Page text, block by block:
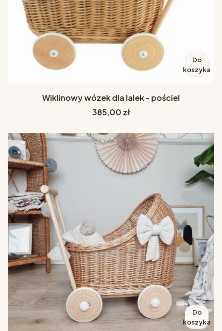
Do
koszyka
Wiklinowy wózek dla lalek - pościel
Cena
385,00 zł
Do
koszyka